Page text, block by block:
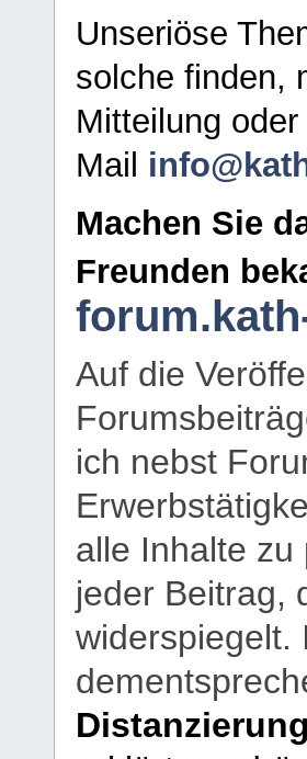
Unseriöse
solche finden,
Mitteilung
Mail
Machen Sie
Freunden
Auf die
ich nebst
alle Inhalte zu
jeder Beitrag,
widerspiegelt.